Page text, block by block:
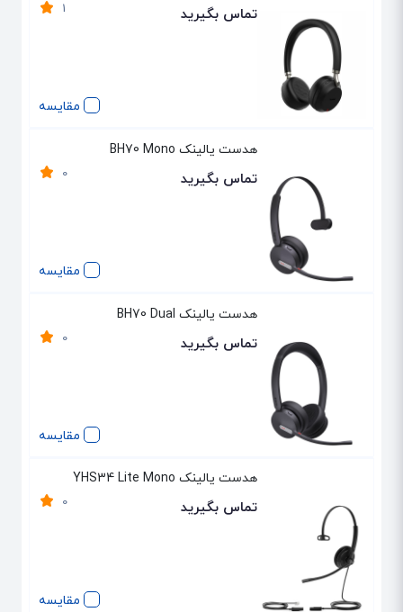
مقایسه
1 تماس بگیرید
مقایسه
هدست یالینک BH70 Mono
0 تماس بگیرید
مقایسه
هدست یالینک BH70 Dual
0 تماس بگیرید
مقایسه
هدست یالینک YHS34 Lite Mono
0 تماس بگیرید